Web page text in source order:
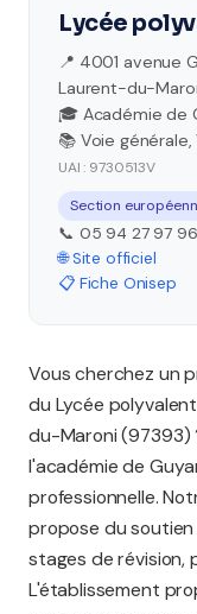
Lycée
📍 4001 avenue
Laurent-du-
🎓 Académie de
📚 Voie
UAI : 9730513V
Section
📞 05 94 27 97 96
🌐 Site officiel
📋 Fiche Onisep
Vous cherchez un
du Lycée
du-Maroni (97393)
l'académie de
professionnelle.
propose du
stages de révision,
L'établissement